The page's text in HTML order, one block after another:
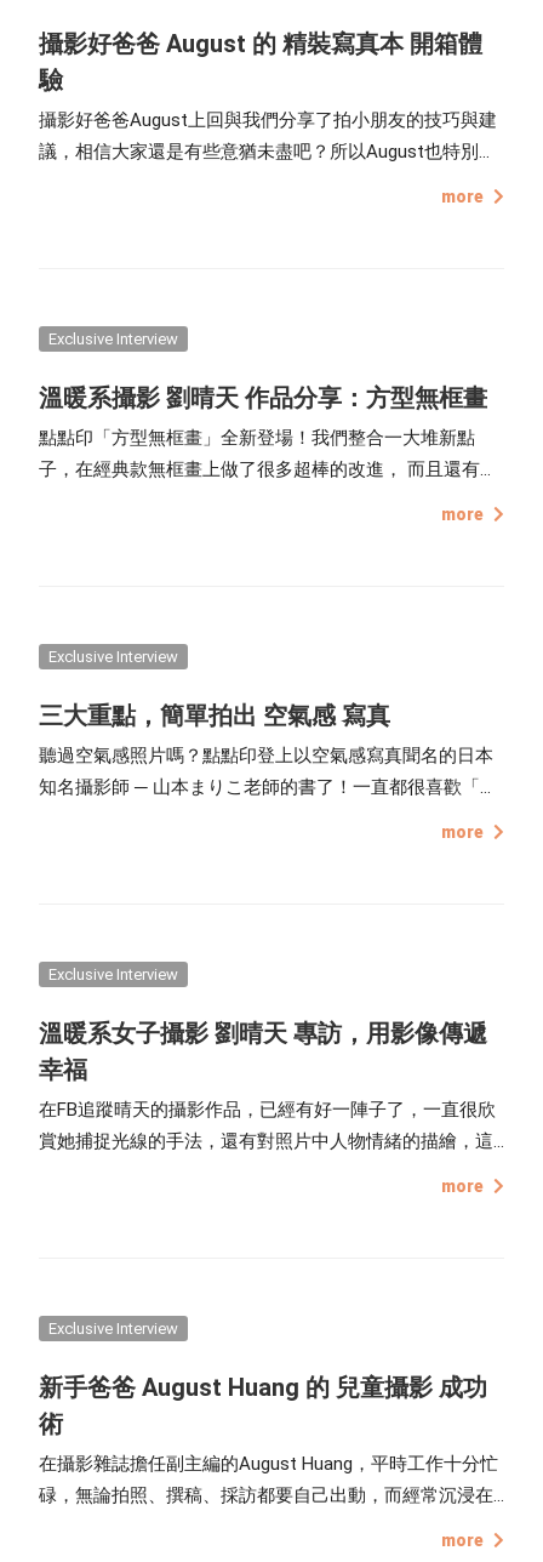
攝影好爸爸 August 的 精裝寫真本 開箱體
驗
攝影好爸爸August上回與我們分享了拍小朋友的技巧與建
議，相信大家還是有些意猶未盡吧？所以August也特別動
more
Exclusive Interview
溫暖系攝影 劉晴天 作品分享：方型無框畫
點點印「方型無框畫」全新登場！我們整合一大堆新點
子，在經典款無框畫上做了很多超棒的改進， 而且還有
more
Exclusive Interview
三大重點，簡單拍出 空氣感 寫真
聽過空氣感照片嗎？點點印登上以空氣感寫真聞名的日本
知名攝影師 ─ 山本まりこ老師的書了！一直都很喜歡「空
more
Exclusive Interview
溫暖系女子攝影 劉晴天 專訪，用影像傳遞
幸福
在FB追蹤晴天的攝影作品，已經有好一陣子了，一直很欣
賞她捕捉光線的手法，還有對照片中人物情緒的描繪，這
more
Exclusive Interview
新手爸爸 August Huang 的 兒童攝影 成功
術
在攝影雜誌擔任副主編的August Huang，平時工作十分忙
碌，無論拍照、撰稿、採訪都要自己出動，而經常沉浸在
more